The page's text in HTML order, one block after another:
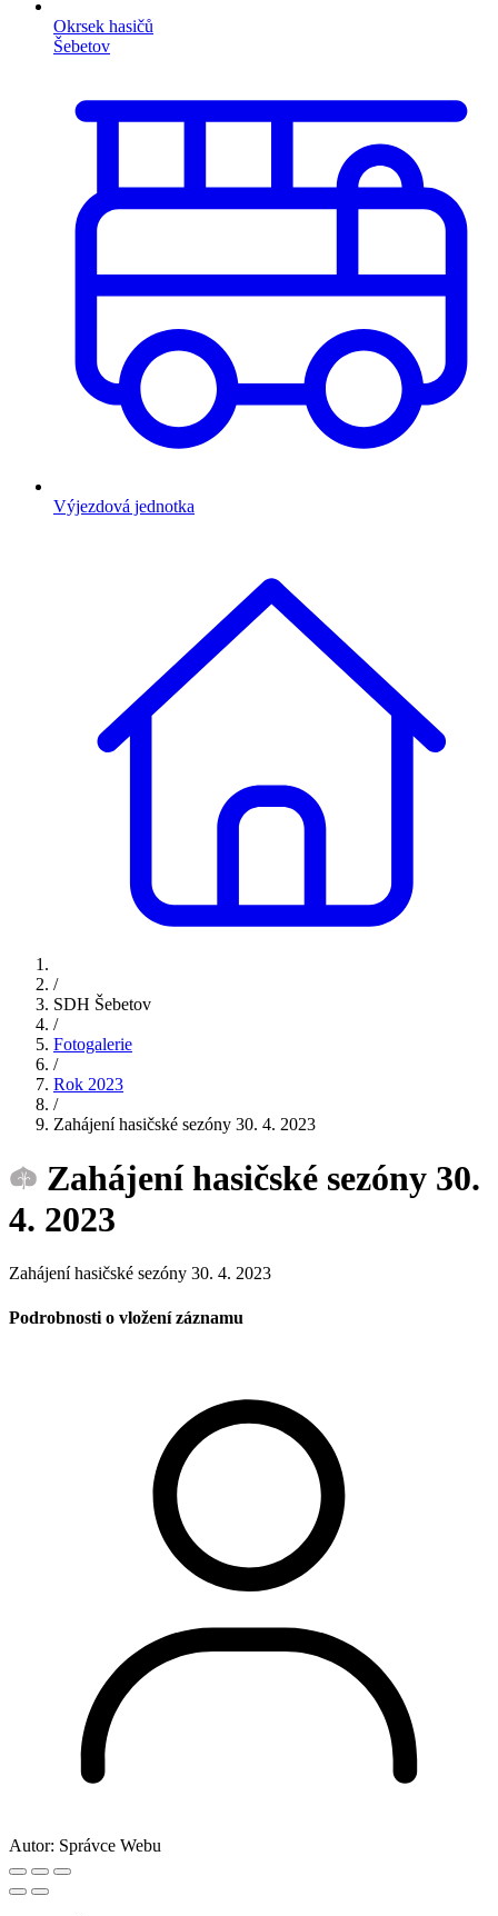
Okrsek hasičů
Šebetov
Výjezdová jednotka
/
SDH Šebetov
/
Fotogalerie
/
Rok 2023
/
Zahájení hasičské sezóny 30. 4. 2023
Zahájení hasičské sezóny 30.
4. 2023
Zahájení hasičské sezóny 30. 4. 2023
Podrobnosti o vložení záznamu
Autor: Správce Webu